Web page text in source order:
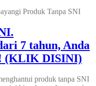
Produk Tanpa SNI
7 tahun, Anda
(KLIK DISINI)
produk tanpa SNI